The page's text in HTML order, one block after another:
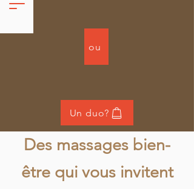
ou
Un duo?
Des massages bien-
être qui vous invitent